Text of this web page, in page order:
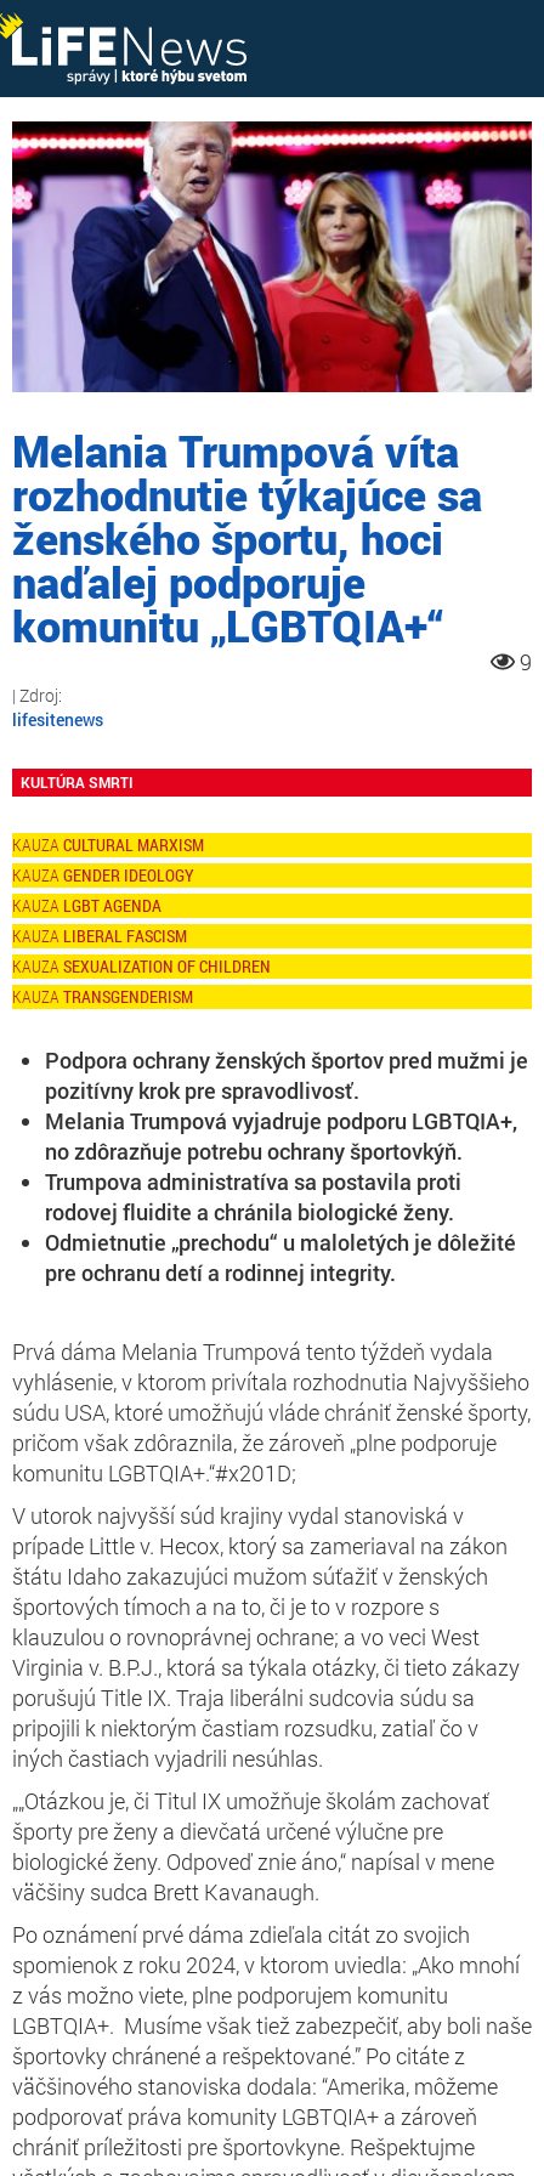
Melania Trumpová víta
rozhodnutie týkajúce sa
ženského športu, hoci
naďalej podporuje
komunitu „LGBTQIA+“
9
lifesitenews
KULTÚRA SMRTI
CULTURAL MARXISM
GENDER IDEOLOGY
LGBT AGENDA
LIBERAL FASCISM
SEXUALIZATION OF CHILDREN
TRANSGENDERISM
Podpora ochrany ženských športov pred mužmi je
pozitívny krok pre spravodlivosť.
Melania Trumpová vyjadruje podporu LGBTQIA+,
no zdôrazňuje potrebu ochrany športovkýň.
Trumpova administratíva sa postavila proti
rodovej fluidite a chránila biologické ženy.
Odmietnutie „prechodu“ u maloletých je dôležité
pre ochranu detí a rodinnej integrity.
Prvá dáma Melania Trumpová tento týždeň vydala
vyhlásenie, v ktorom privítala rozhodnutia Najvyššieho
súdu USA, ktoré umožňujú vláde chrániť ženské športy,
pričom však zdôraznila, že zároveň „plne podporuje
komunitu LGBTQIA+.“#x201D;
V utorok najvyšší súd krajiny vydal stanoviská v
prípade Little v. Hecox, ktorý sa zameriaval na zákon
štátu Idaho zakazujúci mužom súťažiť v ženských
športových tímoch a na to, či je to v rozpore s
klauzulou o rovnoprávnej ochrane; a vo veci West
Virginia v. B.P.J., ktorá sa týkala otázky, či tieto zákazy
porušujú Title IX. Traja liberálni sudcovia súdu sa
pripojili k niektorým častiam rozsudku, zatiaľ čo v
iných častiach vyjadrili nesúhlas.
„„Otázkou je, či Titul IX umožňuje školám zachovať
športy pre ženy a dievčatá určené výlučne pre
biologické ženy. Odpoveď znie áno,“ napísal v mene
väčšiny sudca Brett Kavanaugh.
Po oznámení prvé dáma zdieľala citát zo svojich
spomienok z roku 2024, v ktorom uviedla: „Ako mnohí
z vás možno viete, plne podporujem komunitu
LGBTQIA+. Musíme však tiež zabezpečiť, aby boli naše
športovky chránené a rešpektované.” Po citáte z
väčšinového stanoviska dodala: “Amerika, môžeme
podporovať práva komunity LGBTQIA+ a zároveň
chrániť príležitosti pre športovkyne. Rešpektujme